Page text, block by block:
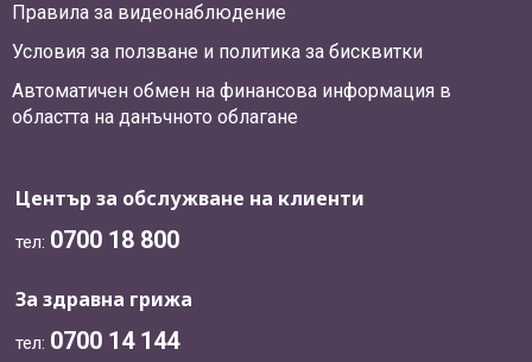
Правила за видеонаблюдение
Условия за ползване и политика за бисквитки
Автоматичен обмен на финансова информация в
областта на данъчното облагане
Център за обслужване на клиенти
тел: 0700 18 800
За здравна грижа
тел: 0700 14 144